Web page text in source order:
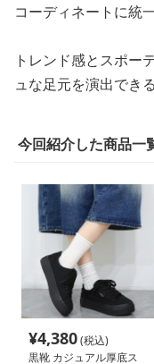
コーディネートに統
トレンド感とスポー
ュな足元を演出でき
今回紹介した商品一
¥4,380(税込)
黒靴 カジュアル厚底ス